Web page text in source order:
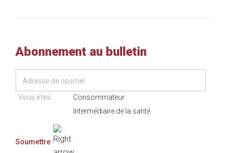
Abonnement au bulletin
Vous êtes:
Consommateur
Intermédiaire de la santé